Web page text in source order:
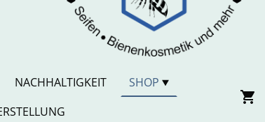
NACHHALTIGKEIT
SHOP